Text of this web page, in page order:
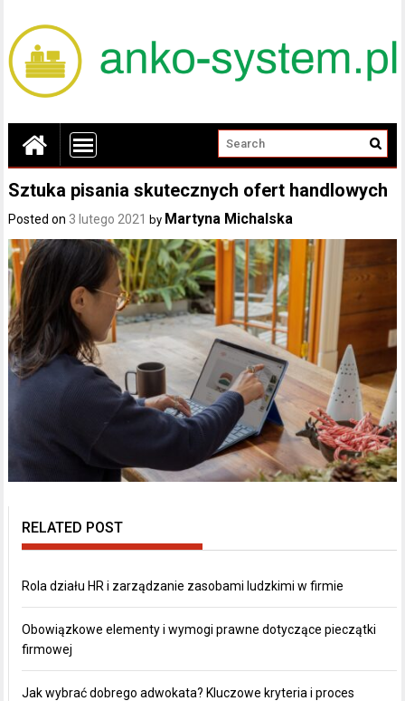
Sztuka pisania skutecznych ofert handlowych
Posted on 3 lutego 2021 by Martyna Michalska
RELATED POST
Rola działu HR i zarządzanie zasobami ludzkimi w firmie
Obowiązkowe elementy i wymogi prawne dotyczące pieczątki
firmowej
Jak wybrać dobrego adwokata? Kluczowe kryteria i proces